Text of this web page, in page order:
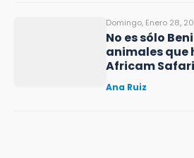
Domingo, Enero 28,
No es sólo
animales que
Africam Safari
Ana Ruiz